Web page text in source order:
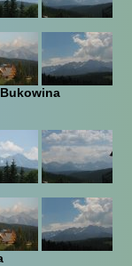
Bukowina